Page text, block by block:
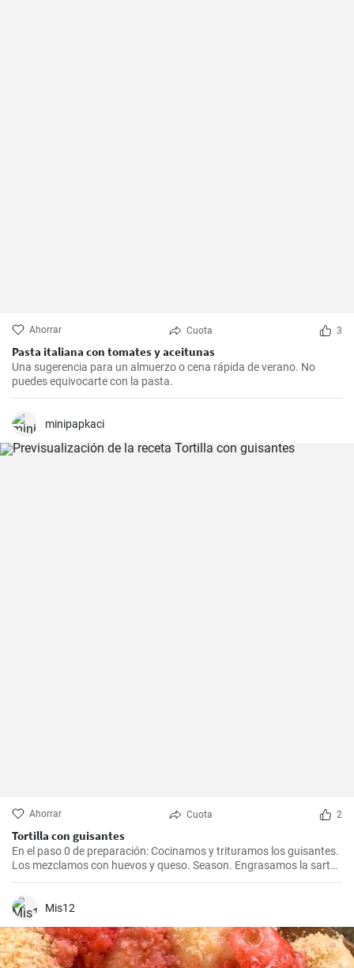
Ahorrar Cuota 3
Pasta italiana con tomates y aceitunas
Una sugerencia para un almuerzo o cena rápida de verano. No
puedes equivocarte con la pasta.
minipapkaci
Ahorrar Cuota 2
Tortilla con guisantes
En el paso 0 de preparación: Cocinamos y trituramos los guisantes.
Los mezclamos con huevos y queso. Season. Engrasamos la sartén
con aceite y cocinamos la tortilla por ambos lados.
Mis12